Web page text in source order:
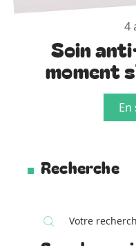
4
Soin
moment
Recherche